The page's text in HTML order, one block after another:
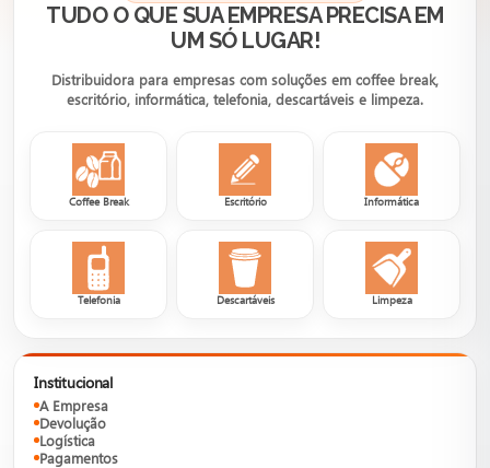
TUDO O QUE SUA EMPRESA PRECISA EM
UM SÓ LUGAR!
Distribuidora para empresas com soluções em coffee break,
escritório, informática, telefonia, descartáveis e limpeza.
Coffee Break Escritório Informática
Telefonia Descartáveis Limpeza
Institucional
A Empresa
Devolução
Logística
Pagamentos